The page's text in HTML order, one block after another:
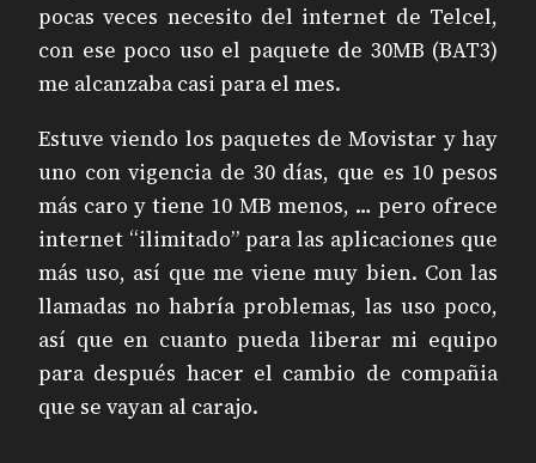
pocas veces necesito del internet de Telcel,
con ese poco uso el paquete de 30MB (BAT3)
me alcanzaba casi para el mes.
Estuve viendo los paquetes de Movistar y hay
uno con vigencia de 30 días, que es 10 pesos
más caro y tiene 10 MB menos, … pero ofrece
internet “ilimitado” para las aplicaciones que
más uso, así que me viene muy bien. Con las
llamadas no habría problemas, las uso poco,
así que en cuanto pueda liberar mi equipo
para después hacer el cambio de compañia
que se vayan al carajo.